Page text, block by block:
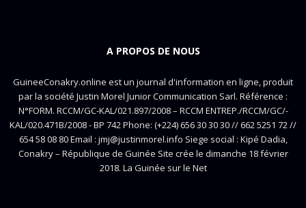
A PROPOS DE NOUS
GuineeConakry.online est un journal d'information en ligne, produit
par la société Justin Morel Junior Communication Sarl. Référence :
N°FORM. RCCM/GC-KAL/021.897/2008 – RCCM ENTREP./RCCM/GC/-
KAL/020.471B/2008 - BP 742 Phone: (+224) 656 30 30 30 // 662 5251 72 //
654 58 08 80 Email : jmj@justinmorel.info Siege social : Kipé Dadia,
Conakry – République de Guinée Site crée le dimanche 18 février
2018. La Guinée sur le Net